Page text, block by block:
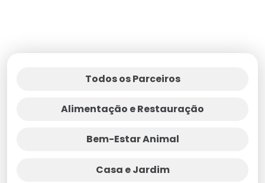
Todos os Parceiros
Alimentação e Restauração
Bem-Estar Animal
Casa e Jardim